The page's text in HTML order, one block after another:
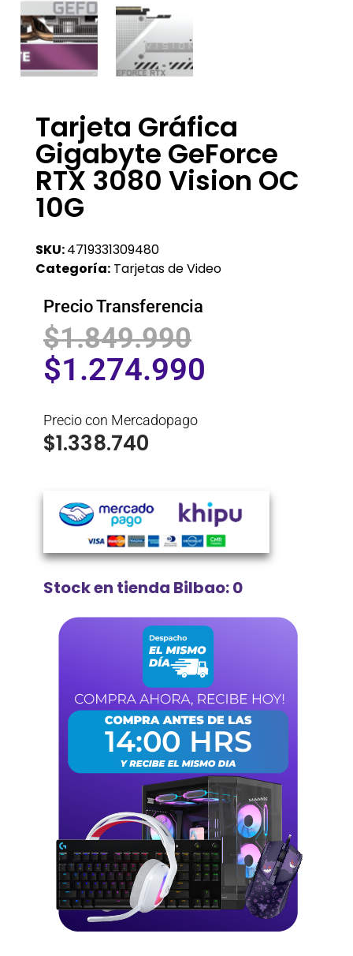
Tarjeta Gráfica
Gigabyte GeForce
RTX 3080 Vision OC
10G
SKU:4719331309480
Categoría: Tarjetas de Video
Precio Transferencia
$1.849.990
$1.274.990
Precio con Mercadopago
$1.338.740
Stock en tienda Bilbao: 0